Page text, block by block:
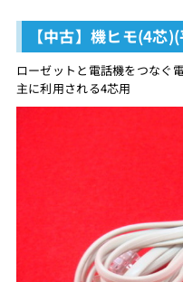
【中古】機ヒモ(4芯
ローゼットと電話機をつなぐ
主に利用される4芯用